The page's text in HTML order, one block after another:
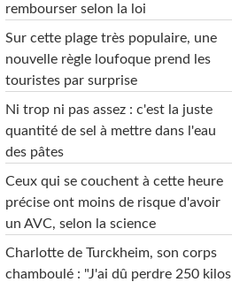
rembourser selon la loi
Sur cette plage très populaire, une
nouvelle règle loufoque prend les
touristes par surprise
Ni trop ni pas assez : c'est la juste
quantité de sel à mettre dans l'eau
des pâtes
Ceux qui se couchent à cette heure
précise ont moins de risque d'avoir
un AVC, selon la science
Charlotte de Turckheim, son corps
chamboulé : "J'ai dû perdre 250 kilos